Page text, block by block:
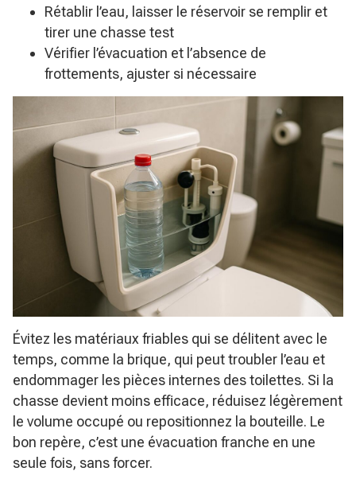
Rétablir l’eau, laisser le réservoir se remplir et
tirer une chasse test
Vérifier l’évacuation et l’absence de
frottements, ajuster si nécessaire
Évitez les matériaux friables qui se délitent avec le
temps, comme la brique, qui peut troubler l’eau et
endommager les pièces internes des toilettes. Si la
chasse devient moins efficace, réduisez légèrement
le volume occupé ou repositionnez la bouteille. Le
bon repère, c’est une évacuation franche en une
seule fois, sans forcer.